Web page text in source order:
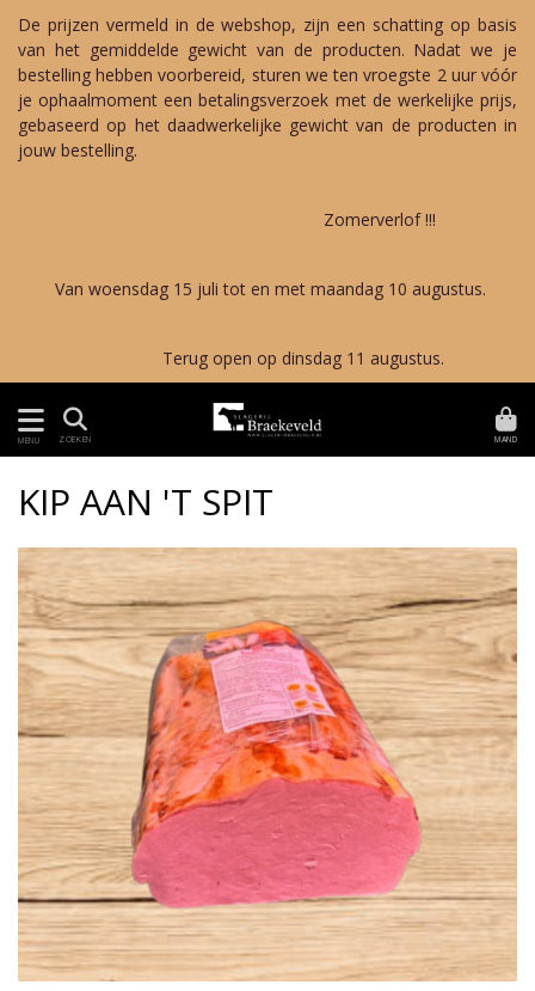
De prijzen vermeld in de webshop, zijn een schatting op basis
van het gemiddelde gewicht van de producten. Nadat we je
bestelling hebben voorbereid, sturen we ten vroegste 2 uur vóór
je ophaalmoment een betalingsverzoek met de werkelijke prijs,
gebaseerd op het daadwerkelijke gewicht van de producten in
jouw bestelling.
Zomerverlof !!!
Van woensdag 15 juli tot en met maandag 10 augustus.
Terug open op dinsdag 11 augustus.
MENU ZOEKEN MAND
KIP AAN 'T SPIT